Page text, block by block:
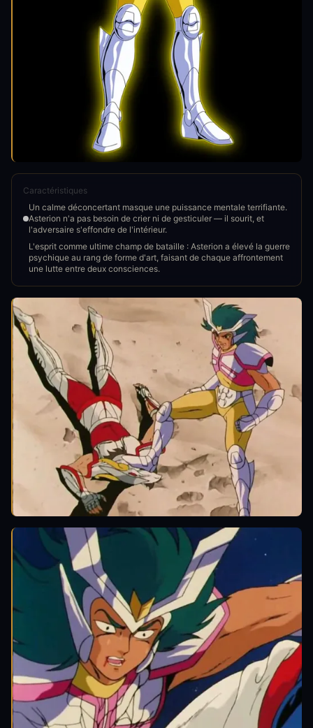
Caractéristiques
Un calme déconcertant masque une puissance mentale terrifiante.
Asterion n'a pas besoin de crier ni de gesticuler — il sourit, et
l'adversaire s'effondre de l'intérieur.
L'esprit comme ultime champ de bataille : Asterion a élevé la guerre
psychique au rang de forme d'art, faisant de chaque affrontement
une lutte entre deux consciences.